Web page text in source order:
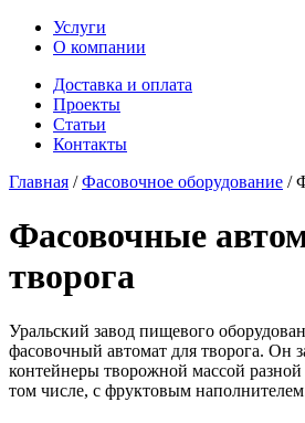
Услуги
О компании
Доставка и оплата
Проекты
Статьи
Контакты
Главная /Фасовочное оборудование /
Фасовочные
творога
Уральский завод пищевого
фасовочный автомат для творога. Он
контейнеры творожной массой
том числе, с фруктовым